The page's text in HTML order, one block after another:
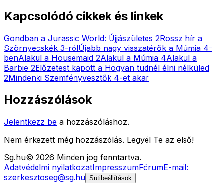
Kapcsolódó cikkek és linkek
Gondban a Jurassic World: Újjászületés 2Rossz hír a
Szörnyecskék 3-rólÚjabb nagy visszatérők a Múmia 4-
benAlakul a Housemaid 2Alakul a Múmia 4Alakul a
Barbie 2Előzetest kapott a Hogyan tudnél élni nélküled
2Mindenki Szemfényvesztők 4-et akar
Hozzászólások
Jelentkezz be a hozzászóláshoz.
Nem érkezett még hozzászólás. Legyél Te az első!
Sg.hu© 2026 Minden jog fenntartva.
Adatvédelmi nyilatkozatImpresszumFórumE-mail:
szerkesztoseg@sg.hu Sütibeállítások